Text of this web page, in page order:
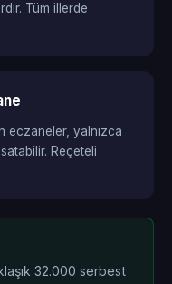
Tüm illerde
eczaneler, yalnızca
Reçeteli
32.000 serbest